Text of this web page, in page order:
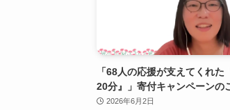
「68人の応援が支えてくれた
20分』」寄付キャンペーンの
2026年6月2日